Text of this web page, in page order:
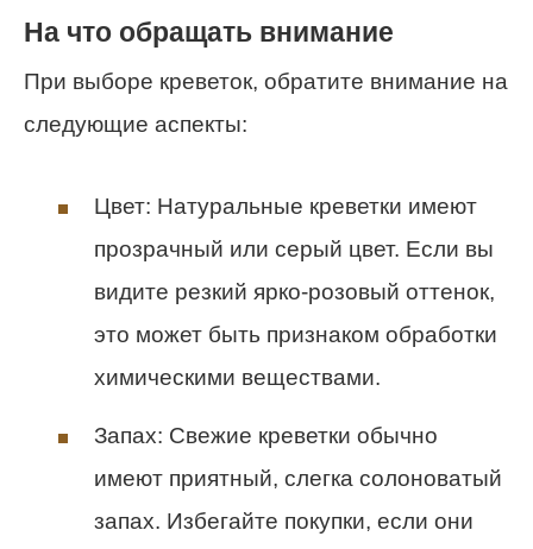
На что обращать внимание
При выборе креветок, обратите внимание на
следующие аспекты:
Цвет: Натуральные креветки имеют
прозрачный или серый цвет. Если вы
видите резкий ярко-розовый оттенок,
это может быть признаком обработки
химическими веществами.
Запах: Свежие креветки обычно
имеют приятный, слегка солоноватый
запах. Избегайте покупки, если они